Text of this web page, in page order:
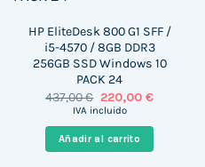
HP EliteDesk 800 G1 SFF /
i5-4570 / 8GB DDR3
256GB SSD Windows 10
PACK 24
437,00€ El
precio
era:
437,00 €.
220,00 €El
es:
220,00 €.
IVA incluido
Añadir al carrito